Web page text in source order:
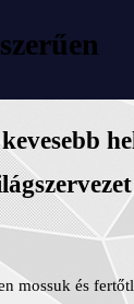
mossuk és